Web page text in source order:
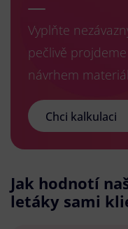
Vyplňte
pečlivě
návrhem
Chci kalkulaci
Jak hodnotí
letáky sami